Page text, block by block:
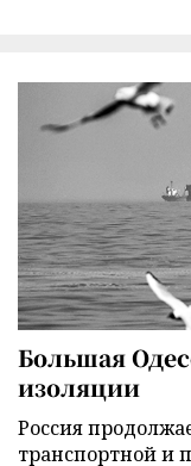
Большая
изоляции
Россия
транспортной и